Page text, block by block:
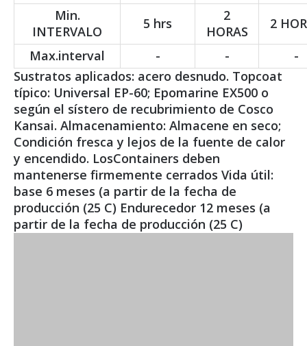
Min.
INTERVALO
5 hrs
2
HORAS
2
Max.interval
- -
-
Sustratos aplicados: acero desnudo. Topcoat
típico: Universal EP-60; Epomarine EX500 o
según el sístero de recubrimiento de Cosco
Kansai. Almacenamiento: Almacene en seco;
Condición fresca y lejos de la fuente de calor
y encendido. LosContainers deben
mantenerse firmemente cerrados Vida útil:
base 6 meses (a partir de la fecha de
producción (25 C) Endurecedor 12 meses (a
partir de la fecha de producción (25 C)